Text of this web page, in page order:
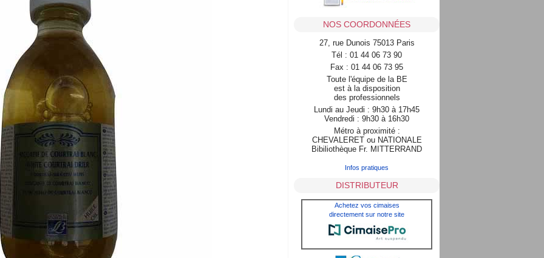
NOS COORDONNÉES
27, rue Dunois 75013 Paris
Tél : 01 44 06 73 90
Fax : 01 44 06 73 95
Toute l'équipe de la BE
est à la disposition
des professionnels
Lundi au Jeudi : 9h30 à 17h45
Vendredi : 9h30 à 16h30
Métro à proximité :
CHEVALERET ou NATIONALE
Bibiliothèque Fr. MITTERRAND
Infos pratiques
DISTRIBUTEUR
Achetez vos cimaises
directement sur notre site